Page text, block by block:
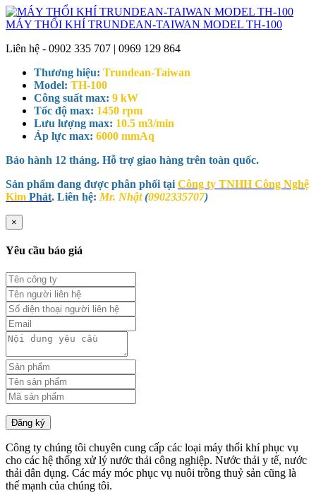
MÁY THỔI KHÍ TRUNDEAN-TAIWAN MODEL TH-100
Liên hệ - 0902 335 707 | 0969 129 864
Thương hiệu: Trundean-Taiwan
Model: TH-100
Công suất max: 9 kW
Tốc độ max: 1450 rpm
Lưu lượng max: 10.5 m3/min
Áp lực max: 6000 mmAq
Bảo hành 12 tháng. Hỗ trợ giao hàng trên toàn quốc.
Sản phẩm đang được phân phối tại Công ty TNHH Công Nghệ
Kim Phát. Liên hệ: Mr. Nhật(0902335707)
×
Yêu cầu báo giá
Đăng ký
Công ty chúng tôi chuyên cung cấp các loại máy thổi khí phục vụ
cho các hệ thống xử lý nước thải công nghiệp. Nước thải y tế, nước
thải dân dụng. Các máy móc phục vụ nuôi trồng thuỷ sản cũng là
thế mạnh của chúng tôi.